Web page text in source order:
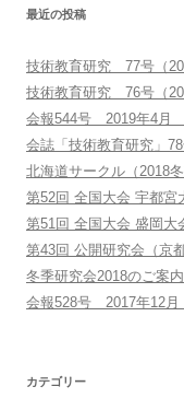
ン
最近の投稿
技術教育研究 77号（
技術教育研究 76号（
会報544号 2019年4月
会誌「技術教育研究」
北海道サークル（2018冬
第52回 全国大会 宇都宮
第51回 全国大会 盛岡大
第43回 公開研究会（京都
冬季研究会2018のご案内
会報528号 2017年12月
カテゴリー